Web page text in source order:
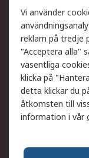
Ditt lokala
Support
Få hjälp
Leverans
Begär en
Vi använder
reklam på tredje
"Acceptera alla"
väsentliga
klicka på
detta klickar du
åtkomsten till
information i vår